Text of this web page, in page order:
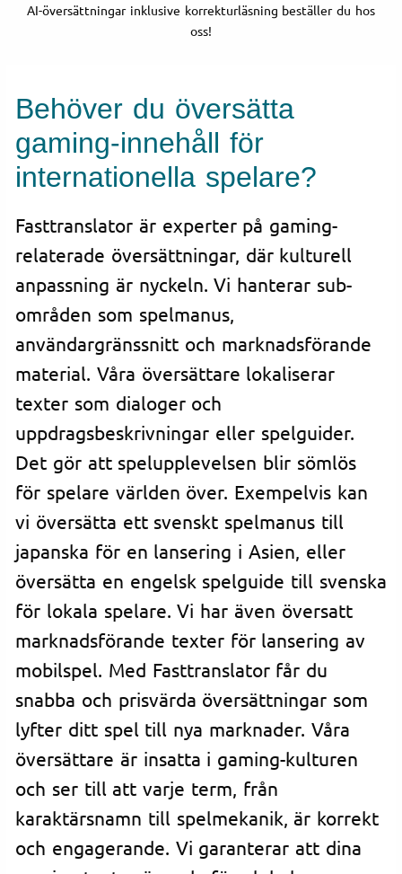
AI-översättningar inklusive korrekturläsning beställer du hos
oss!
Behöver du översätta
gaming-innehåll för
internationella spelare?
Fasttranslator är experter på gaming-
relaterade översättningar, där kulturell
anpassning är nyckeln. Vi hanterar sub-
områden som spelmanus,
användargränssnitt och marknadsförande
material. Våra översättare lokaliserar
texter som dialoger och
uppdragsbeskrivningar eller spelguider.
Det gör att spelupplevelsen blir sömlös
för spelare världen över. Exempelvis kan
vi översätta ett svenskt spelmanus till
japanska för en lansering i Asien, eller
översätta en engelsk spelguide till svenska
för lokala spelare. Vi har även översatt
marknadsförande texter för lansering av
mobilspel. Med Fasttranslator får du
snabba och prisvärda översättningar som
lyfter ditt spel till nya marknader. Våra
översättare är insatta i gaming-kulturen
och ser till att varje term, från
karaktärsnamn till spelmekanik, är korrekt
och engagerande. Vi garanterar att dina